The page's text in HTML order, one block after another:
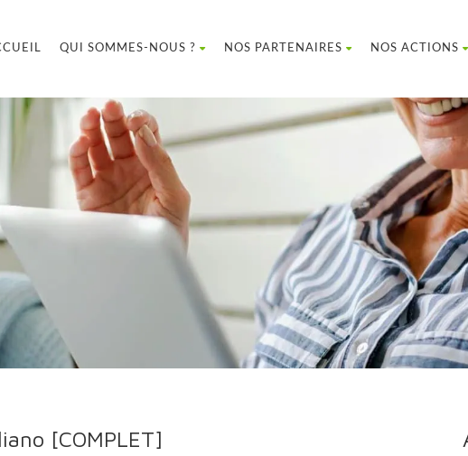
QUI SOMMES-NOUS ? NOS PARTENAIRES NOS ACTIONS
[COMPLET]